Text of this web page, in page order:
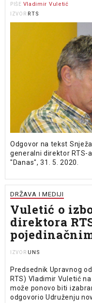
PIŠE Vladimir Vuletić
IZVOR RTS
Odgovor na tekst
generalni direktor RTS-
"Danas", 31. 5. 2020.
DRŽAVA I MEDIJI
Vuletić o
direktora
IZVOR UNS
Predsednik Upravnog
RTS) Vladimir Vuletić
može ponovo biti
odgovorio Udruženju